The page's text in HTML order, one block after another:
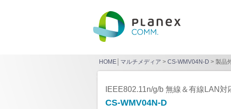
HOME マルチメディア > CS-WMV04N-D > 製品
IEEE802.11n/g/b 無線＆有線LAN
CS-WMV04N-D